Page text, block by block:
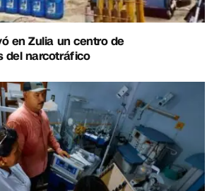
en Zulia un centro de
del narcotráfico